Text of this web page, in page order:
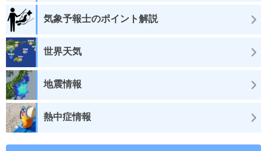
気象予報士のポイント解説
世界天気
地震情報
熱中症情報